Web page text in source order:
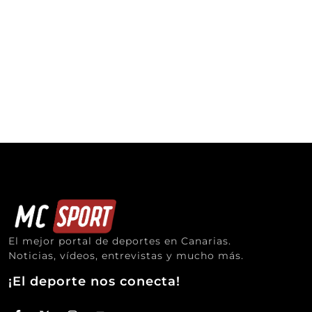
El mejor portal de deportes en Canarias.
Noticias, vídeos, entrevistas y mucho más.
¡El deporte nos conecta!